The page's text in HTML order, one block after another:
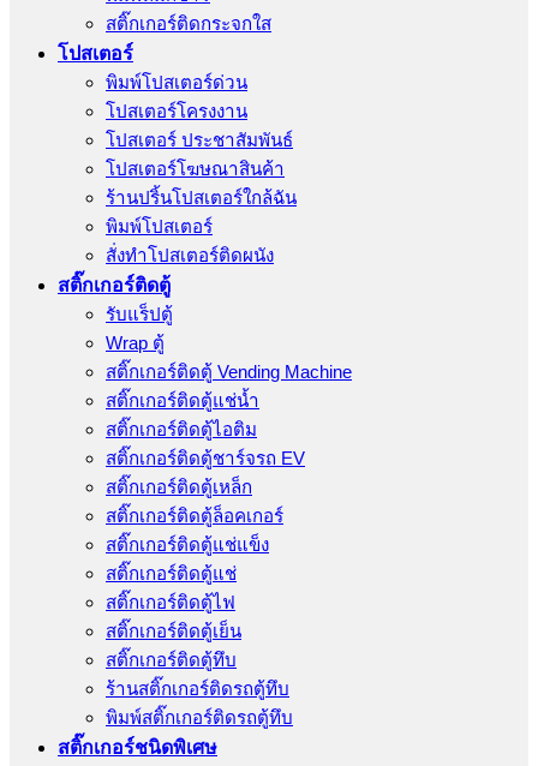
สติ๊กเกอร์ติดกระจกใส
โปสเตอร์
พิมพ์โปสเตอร์ด่วน
โปสเตอร์โครงงาน
โปสเตอร์ ประชาสัมพันธ์
โปสเตอร์โฆษณาสินค้า
ร้านปริ้นโปสเตอร์ใกล้ฉัน
พิมพ์โปสเตอร์
สั่งทําโปสเตอร์ติดผนัง
สติ๊กเกอร์ติดตู้
รับแร็ปตู้
Wrap ตู้
สติ๊กเกอร์ติดตู้ Vending Machine
สติ๊กเกอร์ติดตู้แช่น้ำ
สติ๊กเกอร์ติดตู้ไอติม
สติ๊กเกอร์ติดตู้ชาร์จรถ EV
สติ๊กเกอร์ติดตู้เหล็ก
สติ๊กเกอร์ติดตู้ล็อคเกอร์
สติ๊กเกอร์ติดตู้แช่แข็ง
สติ๊กเกอร์ติดตู้แช่
สติ๊กเกอร์ติดตู้ไฟ
สติ๊กเกอร์ติดตู้เย็น
สติ๊กเกอร์ติดตู้ทึบ
ร้านสติ๊กเกอร์ติดรถตู้ทึบ
พิมพ์สติ๊กเกอร์ติดรถตู้ทึบ
สติ๊กเกอร์ชนิดพิเศษ